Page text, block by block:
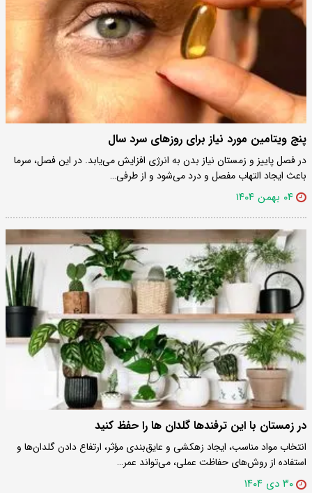
پنج ویتامین مورد نیاز برای روزهای سرد سال
در فصل پاییز و زمستان نیاز بدن به انرژی افزایش می‌یابد. در این فصل، سرما
باعث ایجاد التهاب مفصل و درد می‌شود و از طرفی…
۰۴ بهمن ۱۴۰۴
در زمستان با این ترفندها گلدان ها را حفظ کنید
انتخاب مواد مناسب، ایجاد زهکشی و عایق‌بندی مؤثر، ارتفاع دادن گلدان‌ها و
استفاده از روش‌های حفاظت عملی، می‌تواند عمر…
۳۰ دی ۱۴۰۴